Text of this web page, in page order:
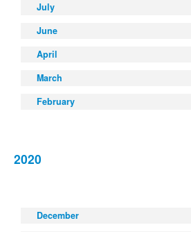
July
June
April
March
February
2020
December